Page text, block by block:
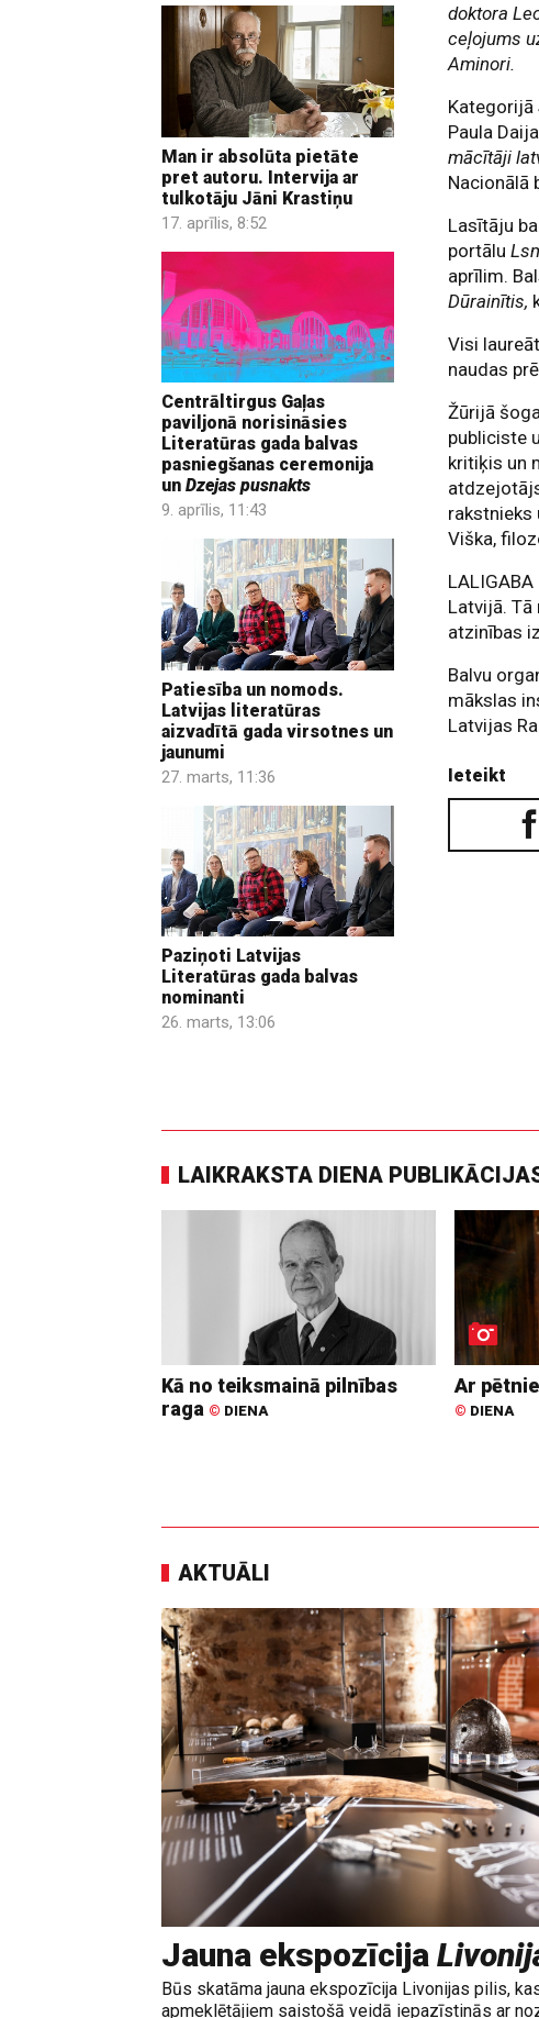
Man ir absolūta pietāte
pret autoru. Intervija ar
tulkotāju Jāni Krastiņu
17. aprīlis, 8:52
Centrāltirgus Gaļas
paviljonā norisināsies
Literatūras gada balvas
pasniegšanas ceremonija
un Dzejas pusnakts
9. aprīlis, 11:43
Patiesība un nomods.
Latvijas literatūras
aizvadītā gada virsotnes un
jaunumi
27. marts, 11:36
Paziņoti Latvijas
Literatūras gada balvas
nominanti
26. marts, 13:06
doktora
ceļojums
Aminori.
Kategorijā
Paula
mācītāji
Nacionālā
Lasītāju
portālu
aprīlim.
Dūrainītis,
Visi
naudas
Žūrijā
publiciste
kritiķis un
rakstnieks
Viška,
Latvijā.
atzinības
Balvu
mākslas
Latvijas
Ieteikt
LAIKRAKSTA DIENA
Kā no teiksmainā pilnības
raga © DIENA
Ar
© DIENA
AKTUĀLI
Jauna ekspozīcija
Būs skatāma jauna ekspozīcija Livonijas pilis,
apmeklētājiem saistošā veidā iepazīstinās ar